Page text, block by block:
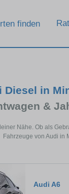
finden
Diesel in
&
Nähe. Ob als
Fahrzeuge von Audi in
Audi A6